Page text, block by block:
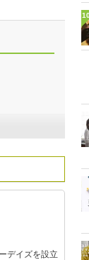
デイズを設立